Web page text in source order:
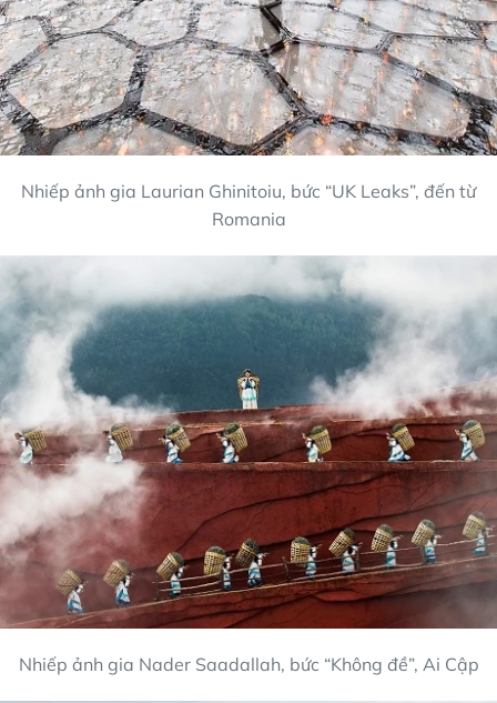
Nhiếp ảnh gia Laurian Ghinitoiu, bức “UK Leaks”, đến từ
Romania
Nhiếp ảnh gia Nader Saadallah, bức “Không đề”, Ai Cập